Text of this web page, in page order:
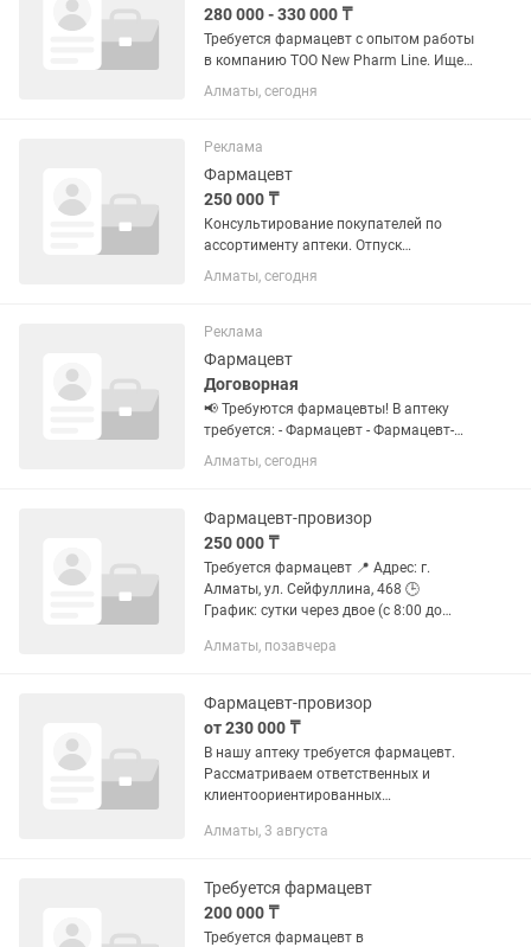
280 000 - 330 000 ₸
Требуется фармацевт с опытом работы
в компанию TOO New Pharm Line. Ищем
хорошего и надежного, грамотного
сотрудника. Обязанности: -Отпускать
консультировать и...
Алматы, сегодня
Реклама
Фармацевт
250 000 ₸
Консультирование покупателей по
ассортименту аптеки. Отпуск
лекарственных препаратов и товаров
аптечного ассортимента. Прием,
товара. Также принимаем...
Алматы, сегодня
Реклама
Фармацевт
Договорная
📢 Требуются фармацевты! В аптеку
требуется: - Фармацевт - Фармацевт-
провизор (высшее образование
обязательно) 🔹 Требования: - Опыт
ответственность,...
Алматы, сегодня
Фармацевт-провизор
250 000 ₸
Требуется фармацевт 📍 Адрес: г.
Алматы, ул. Сейфуллина, 468 🕒
График: сутки через двое (с 8:00 до
Обязательно: Фарм.образования!!️
Алматы, позавчера
Фармацевт-провизор
от 230 000 ₸
В нашу аптеку требуется фармацевт.
Рассматриваем ответственных и
клиентоориентированных
профессию и умеют работать с
Консультирование...
Алматы, 3 августа
Требуется фармацевт
200 000 ₸
Требуется фармацевт в